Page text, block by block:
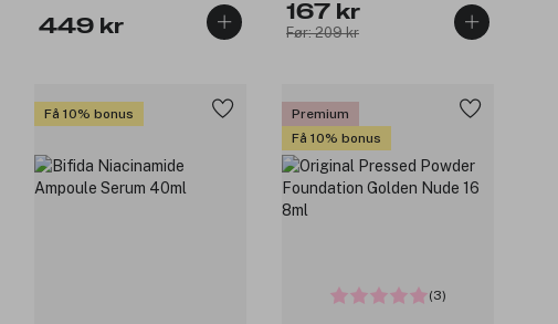
449 kr
167 kr
Før: 209 kr
Få 10% bonus
Premium
Få 10% bonus
(3)